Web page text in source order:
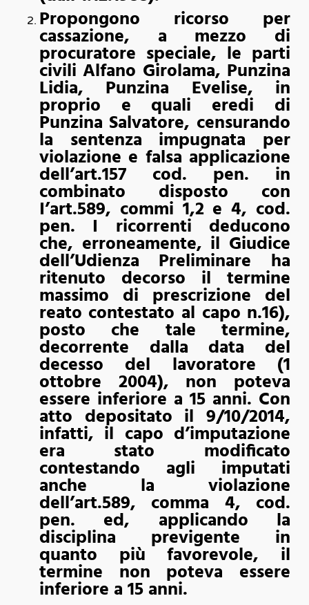
Propongono ricorso per
cassazione, a mezzo di
procuratore speciale, le parti
civili Alfano Girolama, Punzina
Lidia, Punzina Evelise, in
proprio e quali eredi di
Punzina Salvatore, censurando
la sentenza impugnata per
violazione e falsa applicazione
dell’art.157 cod. pen. in
combinato disposto con
I’art.589, commi 1,2 e 4, cod.
pen. I ricorrenti deducono
che, erroneamente, il Giudice
dell’Udienza Preliminare ha
ritenuto decorso il termine
massimo di prescrizione del
reato contestato al capo n.16),
posto che tale termine,
decorrente dalla data del
decesso del lavoratore (1
ottobre 2004), non poteva
essere inferiore a 15 anni. Con
atto depositato il 9/10/2014,
infatti, il capo d’imputazione
era stato modificato
contestando agli imputati
anche la violazione
dell’art.589, comma 4, cod.
pen. ed, applicando la
disciplina previgente in
quanto più favorevole, il
termine non poteva essere
inferiore a 15 anni.